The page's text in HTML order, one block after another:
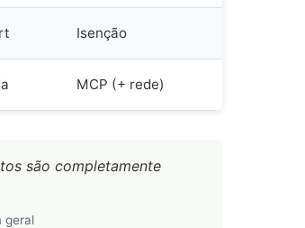
Isenção
MCP (+ rede)
são completamente
geral